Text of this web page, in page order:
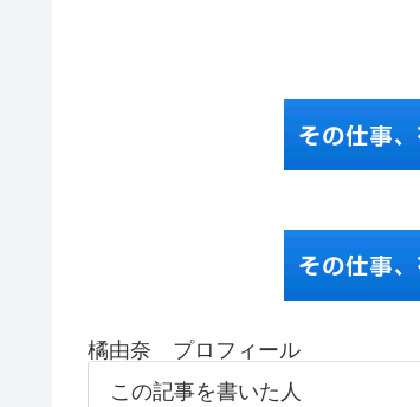
橘由奈 プロフィール
この記事を書いた人